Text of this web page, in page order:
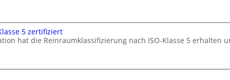
5 zertifiziert
hat die Reinraumklassifizierung nach ISO-Klasse 5 erhalten